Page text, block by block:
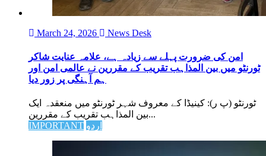
March 24, 2026 News Desk
امن کی ضرورت پہلے سے زیادہ ہے، علامہ عنایت شاکر
ٹورنٹو میں بین المذاہب تقریب کے مقررین نے عالمی امن اور
ہم آہنگی پر زور دیا
ٹورنٹو (پ ر): کینیڈا کے معروف شہر ٹورنٹو میں منعقدہ ایک
بین المذاہب تقریب کے مقررین...
IMPORTANT اردو